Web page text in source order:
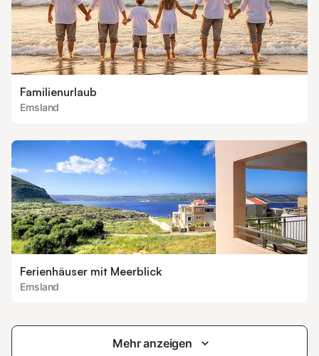
Familienurlaub
Emsland
Ferienhäuser mit Meerblick
Emsland
Mehr anzeigen